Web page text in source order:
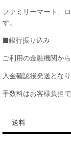
ファミリーマート、
す。
■銀行振り込み
ご利用の金融機関か
入金確認後発送となり
手数料はお客様負担
送料